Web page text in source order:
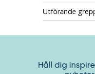
Utförande
Håll dig